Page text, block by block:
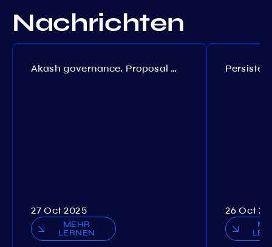
Nachrichten
Akash governance. Proposal №308
27 Oct 2025
MEHR
LERNEN
26 Oct